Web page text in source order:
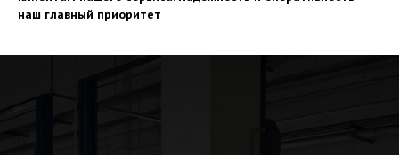
наш главный приоритет